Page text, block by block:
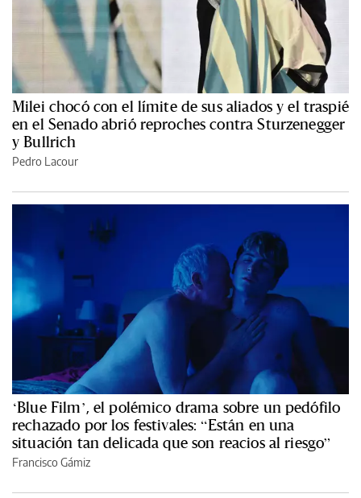
Milei chocó con el límite de sus aliados y el traspié
en el Senado abrió reproches contra Sturzenegger
y Bullrich
Pedro Lacour
‘Blue Film’, el polémico drama sobre un pedófilo
rechazado por los festivales: “Están en una
situación tan delicada que son reacios al riesgo”
Francisco Gámiz